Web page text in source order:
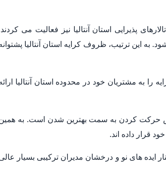
پذیرایی استان آنتالیا نیز فعالیت می
متوالی را شامل می شود. به این ترتیب، ظروف کرایه استان آنتالیا
به مشتریان خود در محدوده استان آنتالیا
حرکت کردن به سمت بهترین شدن است. به
قرار داده اند.
ایده های نو و درخشان مدیران ترکیبی بسیار